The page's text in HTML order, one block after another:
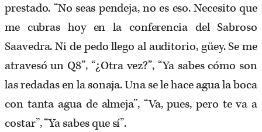
prestado. “No seas pendeja, no es eso. Necesito que
me cubras hoy en la conferencia del Sabroso
Saavedra. Ni de pedo llego al auditorio, güey. Se me
atravesó un Q8”, “¿Otra vez?”, “Ya sabes cómo son
las redadas en la sonaja. Una se le hace agua la boca
con tanta agua de almeja”, “Va, pues, pero te va a
costar”, “Ya sabes que sí”.